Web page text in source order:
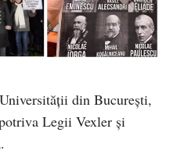
din București,
Legii Vexler și